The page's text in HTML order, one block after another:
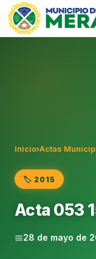
Gobierno
Inicio›Actas
🏷️ 2015
Acta 053
📅28 de mayo de